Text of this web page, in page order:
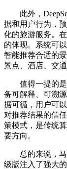
此外，
据和用户行为，
化的旅游服务。
的体现。系统可
智能推荐合适的
景点、酒店、交
值得一提的是
备可解释、可溯
据可循，用户可
对推荐结果的信
策模式，是传统
要方向。
总的来说，马
级版注入了强大